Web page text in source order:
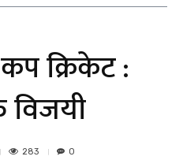
कप क्रिकेट :
283 0